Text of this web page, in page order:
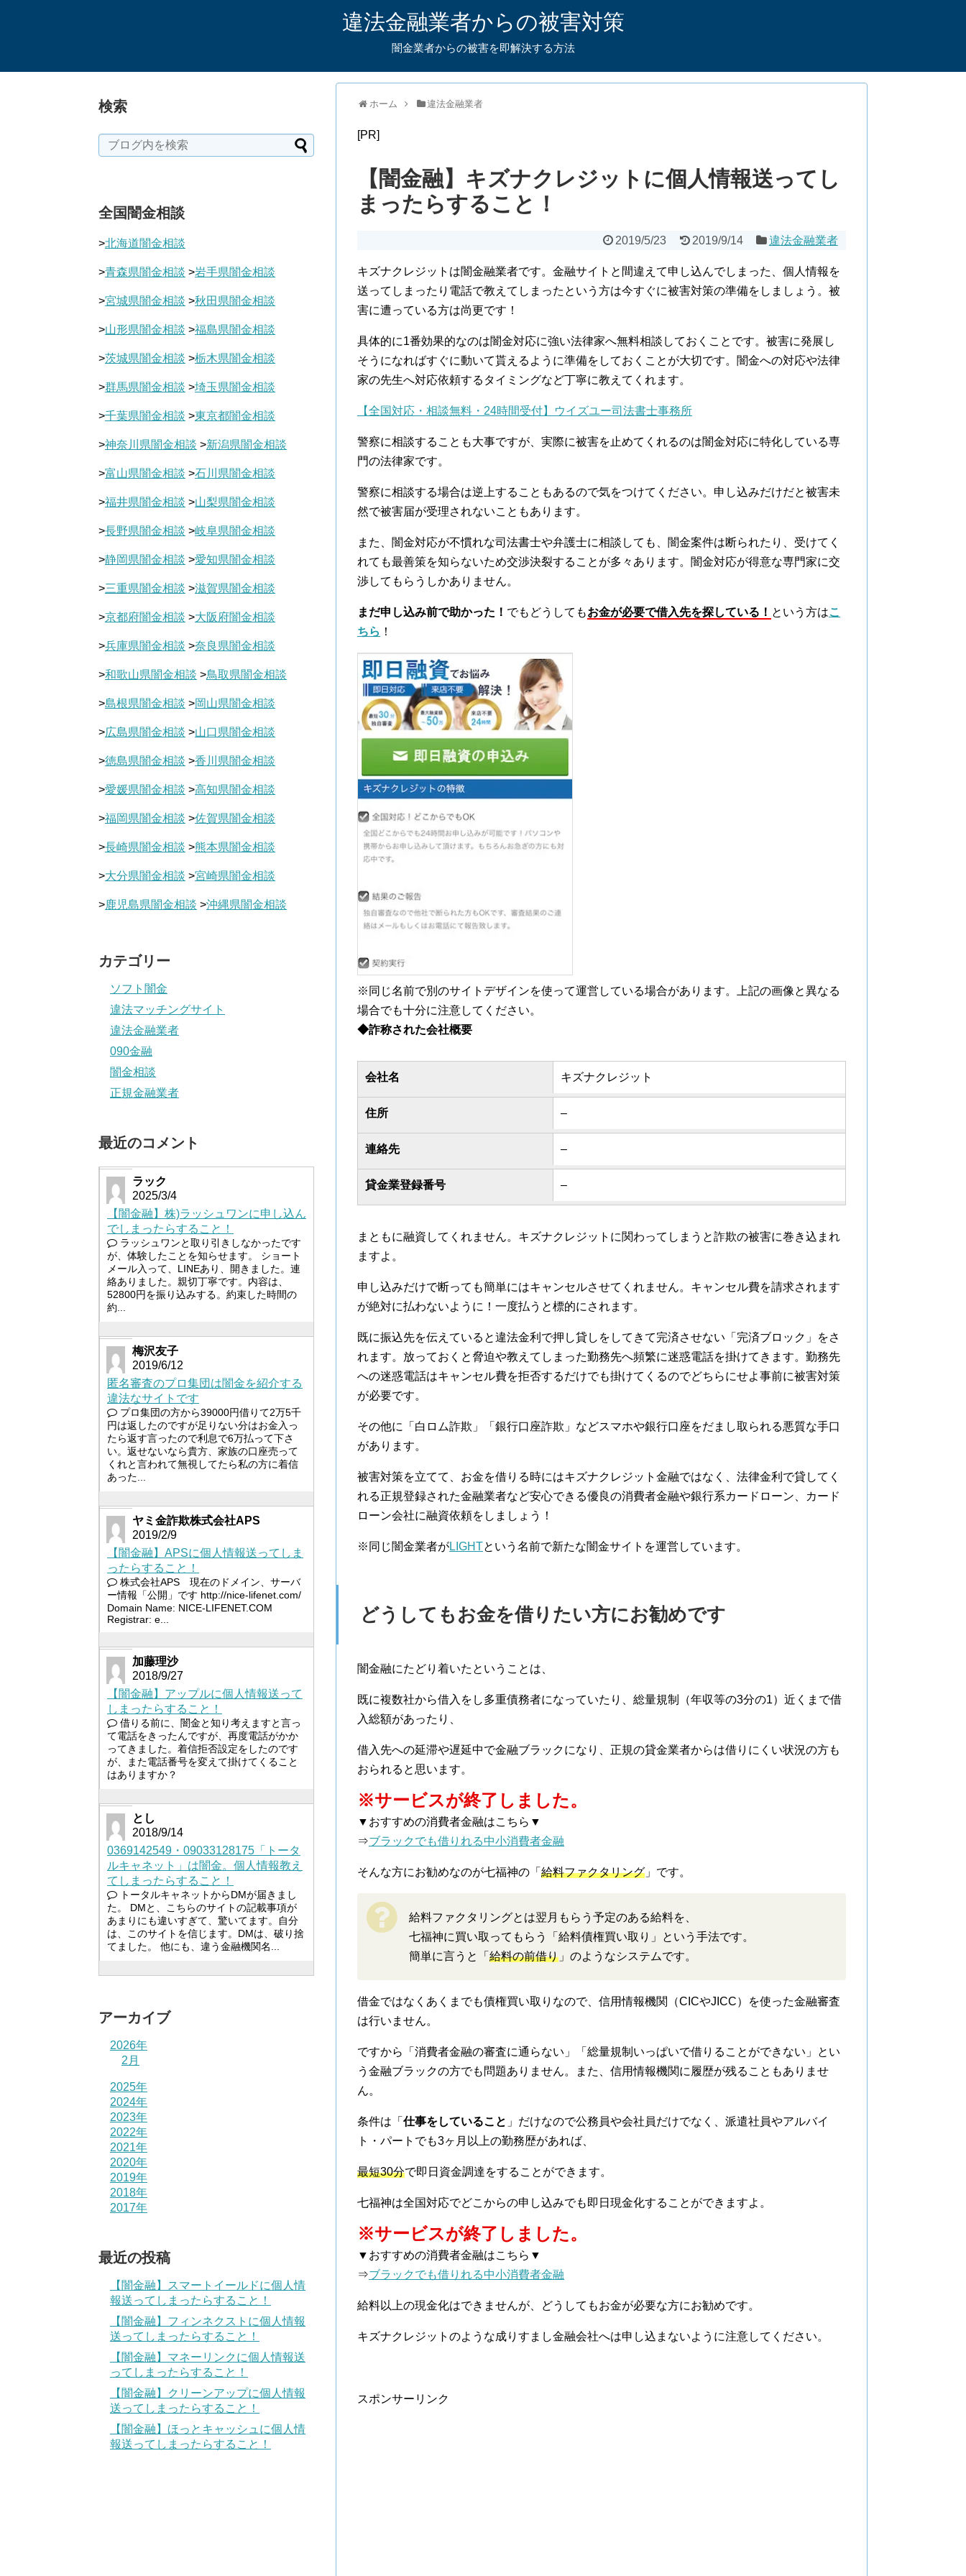
違法金融業者からの被害対策
闇金業者からの被害を即解決する方法
ホーム 違法金融業者
[PR]
【闇金融】キズナクレジットに個人情報送ってし
まったらすること！
2019/5/23 2019/9/14 違法金融業者
キズナクレジットは闇金融業者です。金融サイトと間違えて申し込んでしまった、個人情報を
送ってしまったり電話で教えてしまったという方は今すぐに被害対策の準備をしましょう。被
害に遭っている方は尚更です！
具体的に1番効果的なのは闇金対応に強い法律家へ無料相談しておくことです。被害に発展し
そうになればすぐに動いて貰えるように準備をしておくことが大切です。闇金への対応や法律
家の先生へ対応依頼するタイミングなど丁寧に教えてくれます。
【全国対応・相談無料・24時間受付】ウイズユー司法書士事務所
警察に相談することも大事ですが、実際に被害を止めてくれるのは闇金対応に特化している専
門の法律家です。
警察に相談する場合は逆上することもあるので気をつけてください。申し込みだけだと被害未
然で被害届が受理されないこともあります。
また、闇金対応が不慣れな司法書士や弁護士に相談しても、闇金案件は断られたり、受けてく
れても最善策を知らないため交渉決裂することが多々あります。闇金対応が得意な専門家に交
渉してもらうしかありません。
まだ申し込み前で助かった！ でもどうしてもお金が必要で借入先を探している！ という方はこ
ちら ！
※同じ名前で別のサイトデザインを使って運営している場合があります。上記の画像と異なる
場合でも十分に注意してください。
◆詐称された会社概要
会社名 キズナクレジット
住所 –
連絡先 –
貸金業登録番号 –
まともに融資してくれません。キズナクレジットに関わってしまうと詐欺の被害に巻き込まれ
ますよ。
申し込みだけで断っても簡単にはキャンセルさせてくれません。キャンセル費を請求されます
が絶対に払わないように！一度払うと標的にされます。
既に振込先を伝えていると違法金利で押し貸しをしてきて完済させない「完済ブロック」をさ
れます。放っておくと脅迫や教えてしまった勤務先へ頻繁に迷惑電話を掛けてきます。勤務先
への迷惑電話はキャンセル費を拒否するだけでも掛けてくるのでどちらにせよ事前に被害対策
が必要です。
その他に「白ロム詐欺」「銀行口座詐欺」などスマホや銀行口座をだまし取られる悪質な手口
があります。
被害対策を立てて、お金を借りる時にはキズナクレジット金融ではなく、法律金利で貸してく
れる正規登録された金融業者など安心できる優良の消費者金融や銀行系カードローン、カード
ローン会社に融資依頼をしましょう！
※同じ闇金業者がLIGHTという名前で新たな闇金サイトを運営しています。
どうしてもお金を借りたい方にお勧めです
闇金融にたどり着いたということは、
既に複数社から借入をし多重債務者になっていたり、総量規制（年収等の3分の1）近くまで借
入総額があったり、
借入先への延滞や遅延中で金融ブラックになり、正規の貸金業者からは借りにくい状況の方も
おられると思います。
※サービスが終了しました。
▼おすすめの消費者金融はこちら▼
⇒ブラックでも借りれる中小消費者金融
そんな方にお勧めなのが七福神の「 給料ファクタリング 」です。
給料ファクタリングとは翌月もらう予定のある給料を、
七福神に買い取ってもらう「給料債権買い取り」という手法です。
簡単に言うと「 給料の前借り 」のようなシステムです。
借金ではなくあくまでも債権買い取りなので、信用情報機関（CICやJICC）を使った金融審査
は行いません。
ですから「消費者金融の審査に通らない」「総量規制いっぱいで借りることができない」とい
う金融ブラックの方でも問題ありません。また、信用情報機関に履歴が残ることもありませ
ん。
条件は「 仕事をしていること 」だけなので公務員や会社員だけでなく、派遣社員やアルバイ
ト・パートでも3ヶ月以上の勤務歴があれば、
最短30分で即日資金調達をすることができます。
七福神は全国対応でどこからの申し込みでも即日現金化することができますよ。
※サービスが終了しました。
▼おすすめの消費者金融はこちら▼
⇒ブラックでも借りれる中小消費者金融
給料以上の現金化はできませんが、どうしてもお金が必要な方にお勧めです。
キズナクレジットのような成りすまし金融会社へは申し込まないように注意してください。
スポンサーリンク
検索
全国闇金相談
>北海道闇金相談
>青森県闇金相談 >岩手県闇金相談
>宮城県闇金相談 >秋田県闇金相談
>山形県闇金相談 >福島県闇金相談
>茨城県闇金相談 >栃木県闇金相談
>群馬県闇金相談 >埼玉県闇金相談
>千葉県闇金相談 >東京都闇金相談
>神奈川県闇金相談 >新潟県闇金相談
>富山県闇金相談 >石川県闇金相談
>福井県闇金相談 >山梨県闇金相談
>長野県闇金相談 >岐阜県闇金相談
>静岡県闇金相談 >愛知県闇金相談
>三重県闇金相談 >滋賀県闇金相談
>京都府闇金相談 >大阪府闇金相談
>兵庫県闇金相談 >奈良県闇金相談
>和歌山県闇金相談 >鳥取県闇金相談
>島根県闇金相談 >岡山県闇金相談
>広島県闇金相談 >山口県闇金相談
>徳島県闇金相談 >香川県闇金相談
>愛媛県闇金相談 >高知県闇金相談
>福岡県闇金相談 >佐賀県闇金相談
>長崎県闇金相談 >熊本県闇金相談
>大分県闇金相談 >宮崎県闇金相談
>鹿児島県闇金相談 >沖縄県闇金相談
カテゴリー
ソフト闇金
違法マッチングサイト
違法金融業者
090金融
闇金相談
正規金融業者
最近のコメント
ラック
2025/3/4
【闇金融】株)ラッシュワンに申し込ん
でしまったらすること！
ラッシュワンと取り引きしなかったです
が、体験したことを知らせます。 ショート
メール入って、LINEあり、開きました。連
絡ありました。親切丁寧です。内容は、
52800円を振り込みする。約束した時間の
約...
梅沢友子
2019/6/12
匿名審査のプロ集団は闇金を紹介する
違法なサイトです
プロ集団の方から39000円借りて2万5千
円は返したのですが足りない分はお金入っ
たら返す言ったので利息で6万払って下さ
い。返せないなら貴方、家族の口座売って
くれと言われて無視してたら私の方に着信
あった...
ヤミ金詐欺株式会社APS
2019/2/9
【闇金融】APSに個人情報送ってしま
ったらすること！
株式会社APS 現在のドメイン、サーバ
ー情報「公開」です http://nice-lifenet.com/
Domain Name: NICE-LIFENET.COM
Registrar: e...
加藤理沙
2018/9/27
【闇金融】アップルに個人情報送って
しまったらすること！
借りる前に、闇金と知り考えますと言っ
て電話をきったんですが、再度電話がかか
ってきました。着信拒否設定をしたのです
が、また電話番号を変えて掛けてくること
はありますか？
とし
2018/9/14
0369142549・09033128175「トータ
ルキャネット」は闇金。個人情報教え
てしまったらすること！
トータルキャネットからDMが届きまし
た。 DMと、こちらのサイトの記載事項が
あまりにも違いすぎて、驚いてます。自分
は、このサイトを信じます。DMは、破り捨
てました。 他にも、違う金融機関名...
アーカイブ
2026年
2月
2025年
2024年
2023年
2022年
2021年
2020年
2019年
2018年
2017年
最近の投稿
【闇金融】スマートイールドに個人情
報送ってしまったらすること！
【闇金融】フィンネクストに個人情報
送ってしまったらすること！
【闇金融】マネーリンクに個人情報送
ってしまったらすること！
【闇金融】クリーンアップに個人情報
送ってしまったらすること！
【闇金融】ほっとキャッシュに個人情
報送ってしまったらすること！